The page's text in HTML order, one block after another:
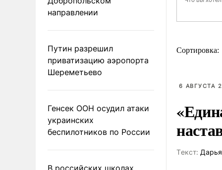
направлении
Путин разрешил
приватизацию аэропорта
Шереметьево
Генсек ООН осудил атаки
украинских
беспилотников по России
В российских школах
Сортировка:
6 АВГУСТА
Tекст: